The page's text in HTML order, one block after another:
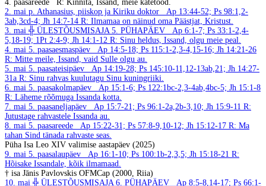
4. paasareede
R: Kinnita, Issand, meie kätetööd.
2. mai p. Athanasius, piiskop ja Kiriku doktor
Ap 13:44-52; Ps 98:1,2-
3ab,3cd-4; Jh 14:7-14 R: Ilmamaa on näinud oma Päästjat, Kristust.
3. mai ╬ ÜLESTÕUSMISAJA 5. PÜHAPÄEV
Ap 6:1-7; Ps 33:1-2,4-
5,18-19; 1Pt 2:4-9; Jh 14:1-12 R: Sinu heldus, Issand, olgu meie peal.
4. mai 5. paasaesmaspäev
Ap 14:5-18; Ps 115:1-2,3-4,15-16; Jh 14:21-26
R: Mitte meile, Issand, vaid Sulle olgu au.
5. mai 5. paasateisipäev
Ap 14:19-28; Ps 145:10-11,12-13ab,21; Jh 14:27-
31a R: Sinu rahvas kuulutagu Sinu kuningriiki.
6. mai 5. paasakolmapäev
Ap 15:1-6; Ps 122:1bc-2,3-4ab,4bc-5; Jh 15:1-8
R: Läheme rõõmuga Issanda kotta.
7. mai 5. paasaneljapäev Ap 15:7-21; Ps 96:1-2a,2b-3,10; Jh 15:9-11 R:
Jutustage rahvastele Issanda au.
8. mai 5. paasareede Ap 15:22-31; Ps 57:8-9,10-12; Jh 15:12-17 R: Ma
tahan Sind tänada rahvaste seas.
Püha Isa Leo XIV valimise aastapäev (2025)
9. mai 5. paasalaupäev Ap 16:1-10; Ps 100:1b-2,3,5; Jh 15:18-21 R:
Hõisake Issandale, kõik ilmamaad.
† isa Jānis Pavlovskis OFMCap (2000, Riia)
10. mai ╬ ÜLESTÕUSMISAJA 6. PÜHAPÄEV
Ap 8:5-8,14-17; Ps 66:1-